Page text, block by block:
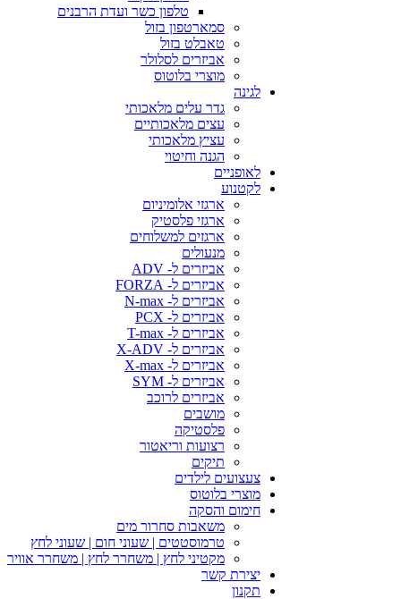
טלפון כשר ועדת הרבנים
סמארטפון בזול
טאבלט בזול
אביזרים לסלולר
מוצרי בלוטוס
לגינה
גדר עלים מלאכותי
עצים מלאכותיים
עציץ מלאכותי
הגנה וחיטוי
לאופניים
לקטנוע
ארגזי אלומיניום
ארגזי פלסטיק
ארגזים למשלוחים
מנעולים
אביזרים ל- ADV
אביזרים ל- FORZA
אביזרים ל- N-max
אביזרים ל- PCX
אביזרים ל- T-max
אביזרים ל- X-ADV
אביזרים ל- X-max
אביזרים ל- SYM
אביזרים לרוכב
מושבים
פלסטיקה
רצועות וריאטור
תיקים
צעצועים לילדים
מוצרי בלוטוס
חימום והסקה
משאבות סחרור מים
טרמוסטטים | שעוני חום | שעוני לחץ
מקטיני לחץ | משחרר לחץ | משחרר אוויר
יצירת קשר
תקנון